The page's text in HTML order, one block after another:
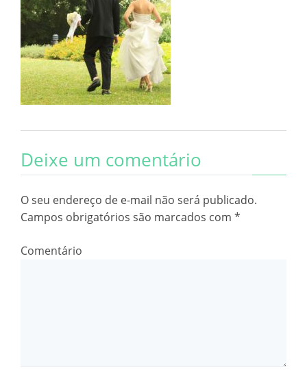
Deixe um comentário
O seu endereço de e-mail não será publicado.
Campos obrigatórios são marcados com *
Comentário